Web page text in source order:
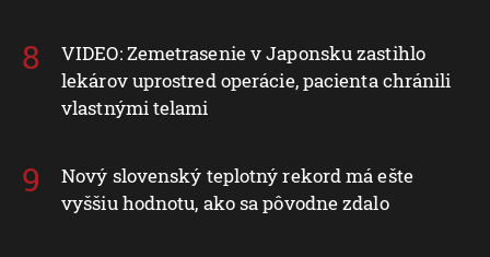
VIDEO: Zemetrasenie v Japonsku zastihlo
lekárov uprostred operácie, pacienta chránili
vlastnými telami
Nový slovenský teplotný rekord má ešte
vyššiu hodnotu, ako sa pôvodne zdalo